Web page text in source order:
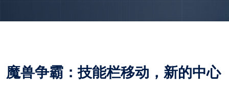
魔兽争霸：技能栏移动，新的中心